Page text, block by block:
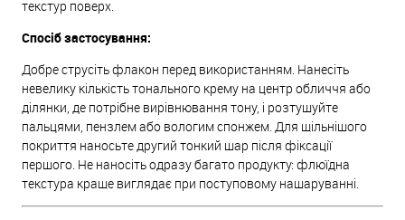
текстур поверх.
Спосіб застосування:
Добре струсіть флакон перед використанням. Нанесіть
невелику кількість тонального крему на центр обличчя або
ділянки, де потрібне вирівнювання тону, і розтушуйте
пальцями, пензлем або вологим спонжем. Для щільнішого
покриття наносьте другий тонкий шар після фіксації
першого. Не наносіть одразу багато продукту: флюїдна
текстура краще виглядає при поступовому нашаруванні.